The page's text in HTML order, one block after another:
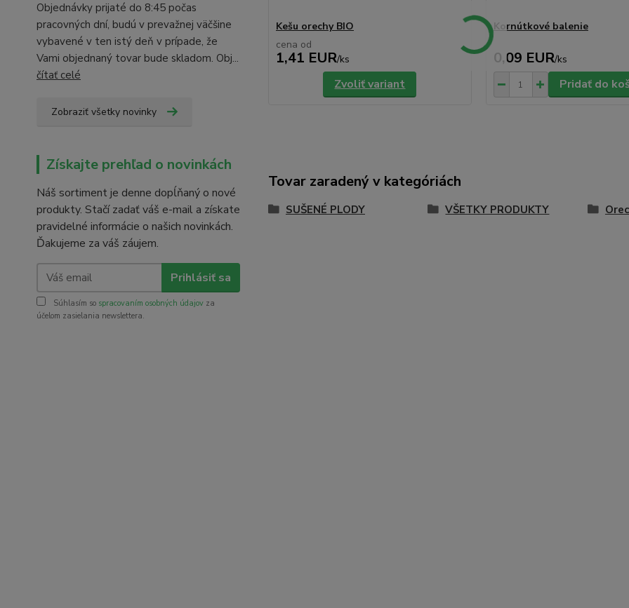
Objednávky prijaté do 8:45 počas
pracovných dní, budú v prevažnej väčšine
vybavené v ten istý deň v prípade, že
Vami objednaný tovar bude skladom. Obj...
čítať celé
Zobraziť všetky novinky
Získajte prehľad o novinkách
Náš sortiment je denne dopĺňaný o nové
produkty. Stačí zadať váš e-mail a získate
pravidelné informácie o našich novinkách.
Ďakujeme za váš záujem.
Prihlásiť sa
Súhlasím so spracovaním osobných údajov za
účelom zasielania newslettera.
Kešu orechy BIO
cena od
1,41 EUR/ks
Zvoliť variant
Kornútkové balenie
0,09 EUR/ks
Pridať do
Tovar zaradený v kategóriách
SUŠENÉ PLODY VŠETKY PRODUKTY